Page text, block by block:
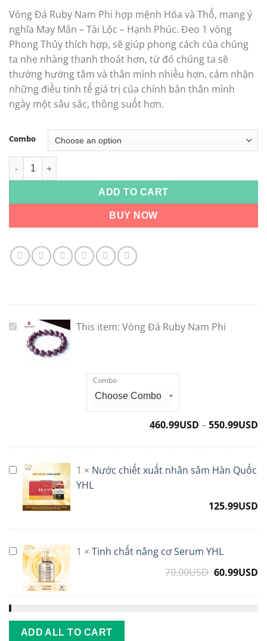
Vòng Đá Ruby Nam Phi hợp mệnh Hỏa và Thổ, mang ý
nghĩa May Mắn – Tài Lộc – Hạnh Phúc. Đeo 1 vòng
Phong Thủy thích hợp, sẽ giúp phong cách của chúng
ta nhẹ nhàng thanh thoát hơn, từ đó chúng ta sẽ
thường hướng tâm và thân mình nhiều hơn, cảm nhận
những điều tinh tế giá trị của chính bản thân mình
ngày một sâu sắc, thông suốt hơn.
Combo
Vòng Đá Ruby Nam Phi quantity
ADD TO CART
BUY NOW
Vòng
Ruby
This item: Vòng Đá Ruby Nam Phi
Combo
460.99USD –550.99USD
Nước
chiết
xuất
nhân
Quốc
YHL
1 × Nước chiết xuất nhân sâm Hàn Quốc
YHL
125.99USD
Tinh
chất
nâng
cơ
Serum
YHL
1 × Tinh chất nâng cơ Serum YHL
70.00USD Original
60.99USD
ADD ALL TO CART